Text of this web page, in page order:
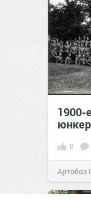
1900-
0
Артобоз